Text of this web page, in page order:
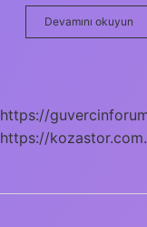
Devamını okuyun
https://
https://